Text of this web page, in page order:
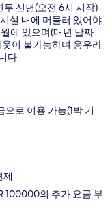
신년(오전 6시 시작)
설 내에 머물러 있어야
에 있으며(매년 날짜
이 불가능하며 응우라
다.
로 이용 가능(1박 기
제
100000의 추가 요금 부